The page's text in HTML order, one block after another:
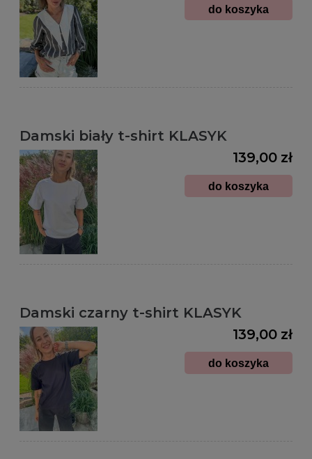
do koszyka
Damski biały t-shirt KLASYK
139,00 zł
do koszyka
Damski czarny t-shirt KLASYK
139,00 zł
do koszyka